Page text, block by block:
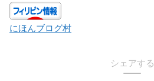
にほんブログ村
シェアする